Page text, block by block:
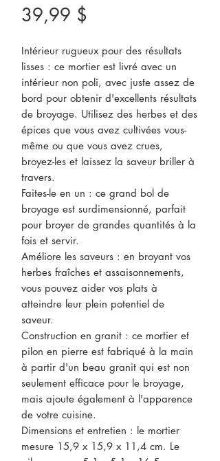
39,99 $
Intérieur rugueux pour des résultats
lisses : ce mortier est livré avec un
intérieur non poli, avec juste assez de
bord pour obtenir d'excellents résultats
de broyage. Utilisez des herbes et des
épices que vous avez cultivées vous-
même ou que vous avez crues,
broyez-les et laissez la saveur briller à
travers.
Faites-le en un : ce grand bol de
broyage est surdimensionné, parfait
pour broyer de grandes quantités à la
fois et servir.
Améliore les saveurs : en broyant vos
herbes fraîches et assaisonnements,
vous pouvez aider vos plats à
atteindre leur plein potentiel de
saveur.
Construction en granit : ce mortier et
pilon en pierre est fabriqué à la main
à partir d'un beau granit qui est non
seulement efficace pour le broyage,
mais ajoute également à l'apparence
de votre cuisine.
Dimensions et entretien : le mortier
mesure 15,9 x 15,9 x 11,4 cm. Le